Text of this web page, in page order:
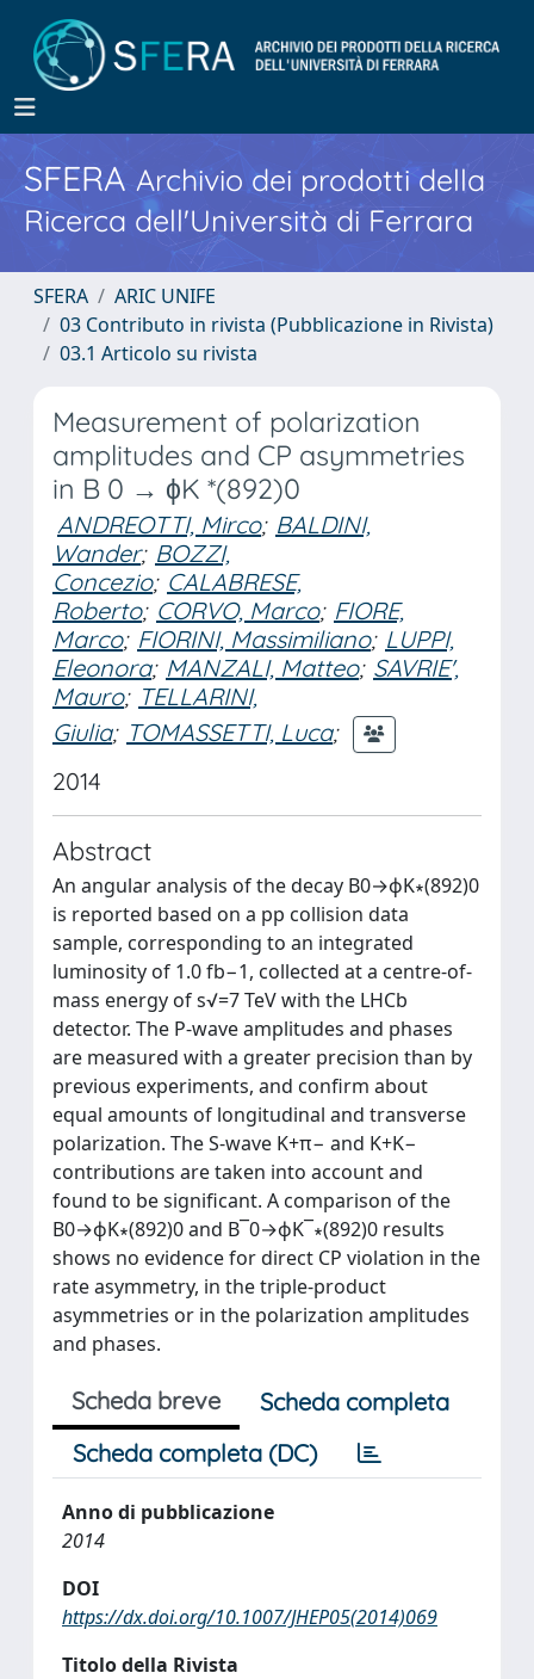
SFERA Archivio dei prodotti della
Ricerca dell'Università di Ferrara
SFERA
ARIC UNIFE
03 Contributo in rivista (Pubblicazione in Rivista)
03.1 Articolo su rivista
Measurement of polarization
amplitudes and CP asymmetries
in B 0 → ϕK *(892)0
ANDREOTTI, Mirco; BALDINI,
Wander; BOZZI,
Concezio; CALABRESE,
Roberto; CORVO, Marco; FIORE,
Marco; FIORINI, Massimiliano; LUPPI,
Eleonora; MANZALI, Matteo; SAVRIE',
Mauro; TELLARINI,
Giulia; TOMASSETTI, Luca;
2014
Abstract
An angular analysis of the decay B0→ϕK∗(892)0
is reported based on a pp collision data
sample, corresponding to an integrated
luminosity of 1.0 fb−1, collected at a centre-of-
mass energy of s√=7 TeV with the LHCb
detector. The P-wave amplitudes and phases
are measured with a greater precision than by
previous experiments, and confirm about
equal amounts of longitudinal and transverse
polarization. The S-wave K+π− and K+K−
contributions are taken into account and
found to be significant. A comparison of the
B0→ϕK∗(892)0 and B¯0→ϕK¯∗(892)0 results
shows no evidence for direct CP violation in the
rate asymmetry, in the triple-product
asymmetries or in the polarization amplitudes
and phases.
Scheda breve
Scheda completa
Scheda completa (DC)
Anno di pubblicazione
2014
DOI
https://dx.doi.org/10.1007/JHEP05(2014)069
Titolo della Rivista